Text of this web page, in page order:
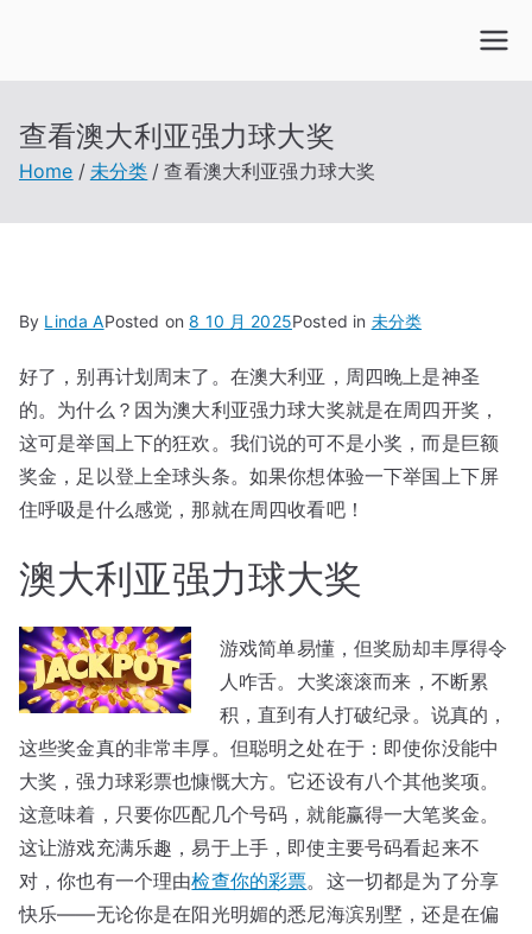
查看澳大利亚强力球大奖
Home 未分类 查看澳大利亚强力球大奖
By Linda APosted on8 10 月 2025Posted in 未分类
好了，别再计划周末了。在澳大利亚，周四晚上是神圣
的。为什么？因为澳大利亚强力球大奖就是在周四开奖，
这可是举国上下的狂欢。我们说的可不是小奖，而是巨额
奖金，足以登上全球头条。如果你想体验一下举国上下屏
住呼吸是什么感觉，那就在周四收看吧！
澳大利亚强力球大奖
游戏简单易懂，但奖励却丰厚得令
人咋舌。大奖滚滚而来，不断累
积，直到有人打破纪录。说真的，
这些奖金真的非常丰厚。但聪明之处在于：即使你没能中
大奖，强力球彩票也慷慨大方。它还设有八个其他奖项。
这意味着，只要你匹配几个号码，就能赢得一大笔奖金。
这让游戏充满乐趣，易于上手，即使主要号码看起来不
对，你也有一个理由检查你的彩票。这一切都是为了分享
快乐——无论你是在阳光明媚的悉尼海滨别墅，还是在偏